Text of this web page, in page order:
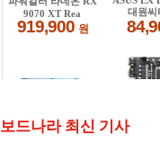
보드나라 최신 기사